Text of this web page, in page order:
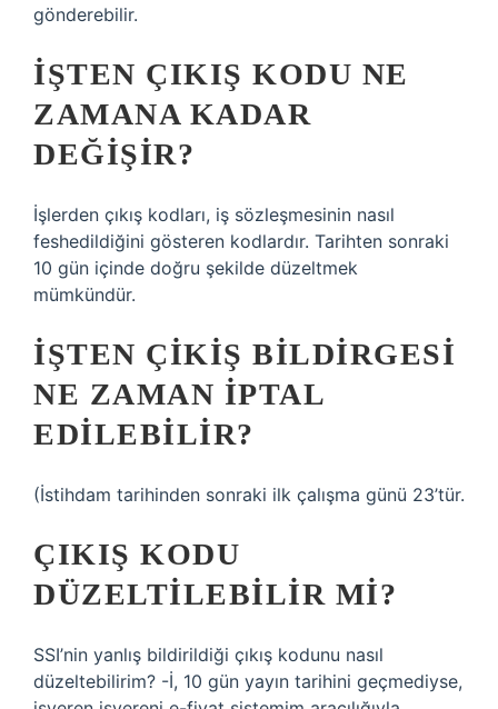
gönderebilir.
İŞTEN ÇIKIŞ KODU NE
ZAMANA KADAR
DEĞIŞIR?
İşlerden çıkış kodları, iş sözleşmesinin nasıl
feshedildiğini gösteren kodlardır. Tarihten sonraki
10 gün içinde doğru şekilde düzeltmek
mümkündür.
İŞTEN ÇIKIŞ BILDIRGESI
NE ZAMAN İPTAL
EDILEBILIR?
(İstihdam tarihinden sonraki ilk çalışma günü 23’tür.
ÇIKIŞ KODU
DÜZELTILEBILIR MI?
SSI’nin yanlış bildirildiği çıkış kodunu nasıl
düzeltebilirim? -İ, 10 gün yayın tarihini geçmediyse,